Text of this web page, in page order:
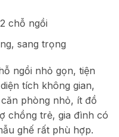
chỗ ngồi
sang trọng
ngồi nhỏ gọn, tiện
tích không gian,
phòng nhỏ, ít đồ
chồng trẻ, gia đình có
ghế rất phù hợp.